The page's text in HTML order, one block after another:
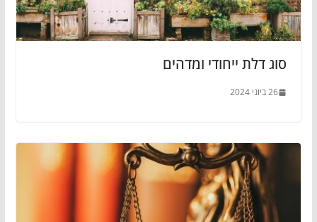
סוג דלת ייחודי ומדהים
26 ביוני 2024